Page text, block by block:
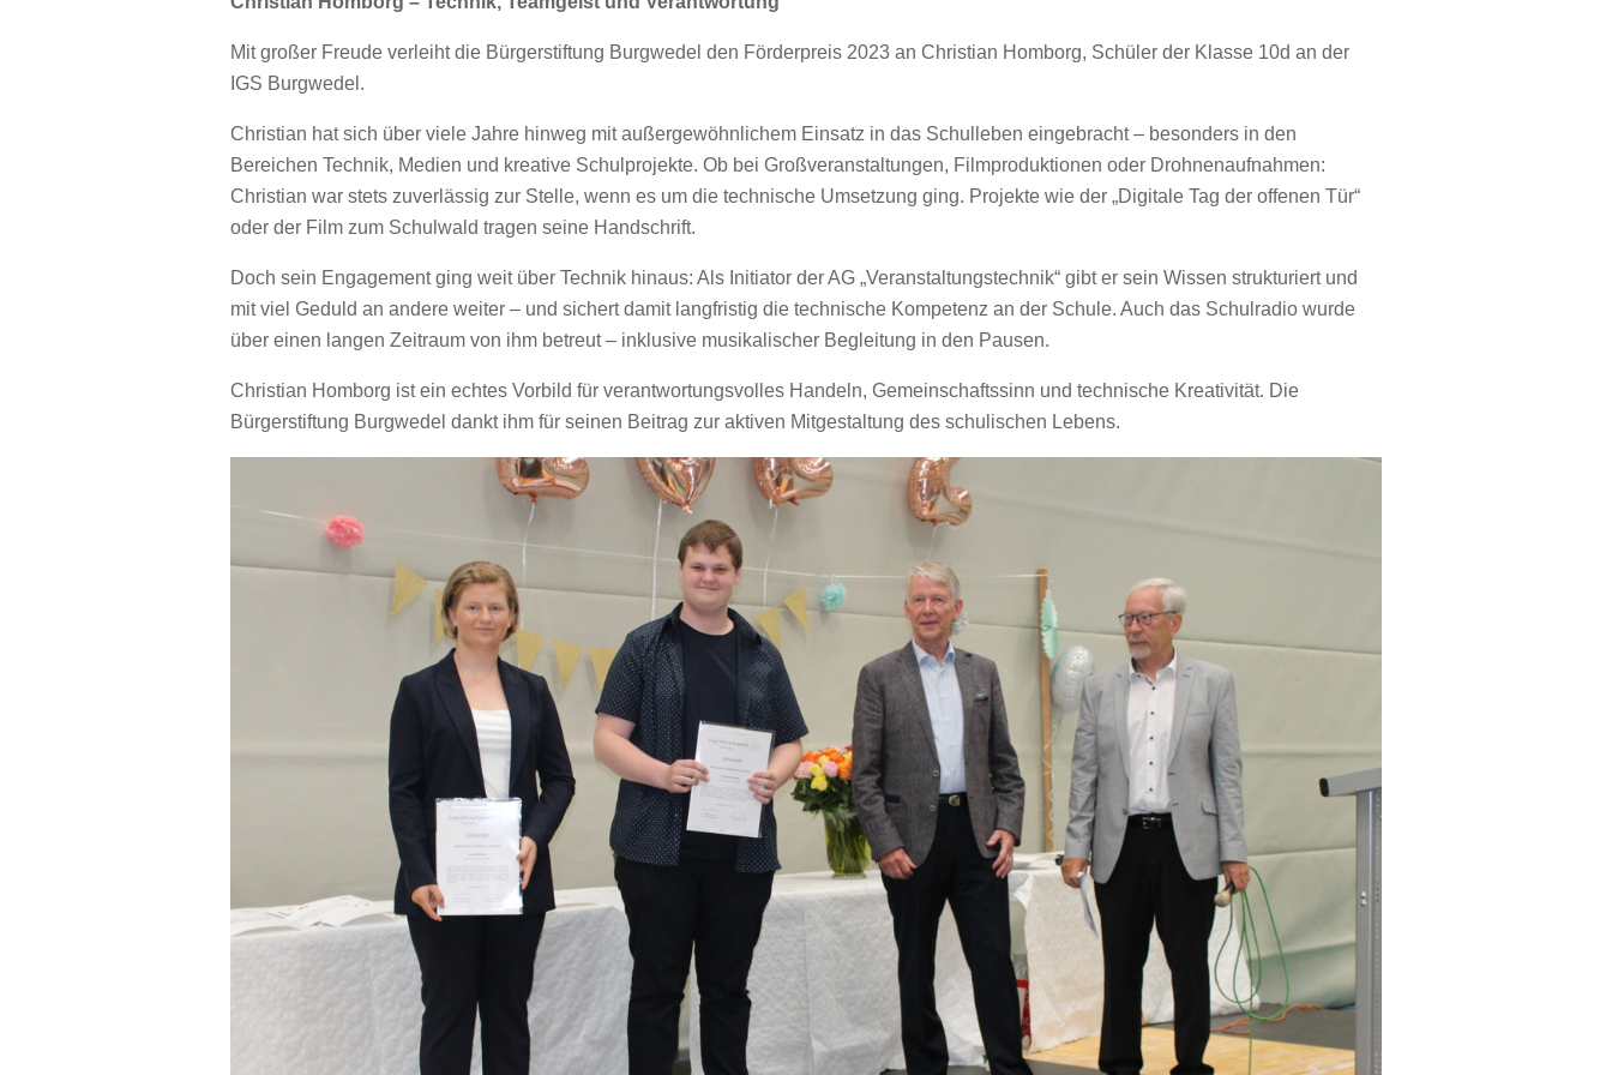
Mit großer Freude verleiht die Bürgerstiftung Burgwedel den Förderpreis 2023 an Christian Homborg, Schüler der Klasse 10d an der
IGS Burgwedel.
Christian hat sich über viele Jahre hinweg mit außergewöhnlichem Einsatz in das Schulleben eingebracht – besonders in den
Bereichen Technik, Medien und kreative Schulprojekte. Ob bei Großveranstaltungen, Filmproduktionen oder Drohnenaufnahmen:
Christian war stets zuverlässig zur Stelle, wenn es um die technische Umsetzung ging. Projekte wie der „Digitale Tag der offenen Tür“
oder der Film zum Schulwald tragen seine Handschrift.
Doch sein Engagement ging weit über Technik hinaus: Als Initiator der AG „Veranstaltungstechnik“ gibt er sein Wissen strukturiert und
mit viel Geduld an andere weiter – und sichert damit langfristig die technische Kompetenz an der Schule. Auch das Schulradio wurde
über einen langen Zeitraum von ihm betreut – inklusive musikalischer Begleitung in den Pausen.
Christian Homborg ist ein echtes Vorbild für verantwortungsvolles Handeln, Gemeinschaftssinn und technische Kreativität. Die
Bürgerstiftung Burgwedel dankt ihm für seinen Beitrag zur aktiven Mitgestaltung des schulischen Lebens.